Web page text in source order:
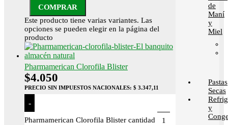
COMPRAR
Este producto tiene varias variantes. Las
opciones se pueden elegir en la página del
producto
Pharmamerican Clorofila Blister
$4.050
PRECIO SIN IMPUESTOS NACIONALES: $ 3.347,11
-
Pharmamerican Clorofila Blister cantidad
de
Maní
y
Miel
Pastas
Secas
y